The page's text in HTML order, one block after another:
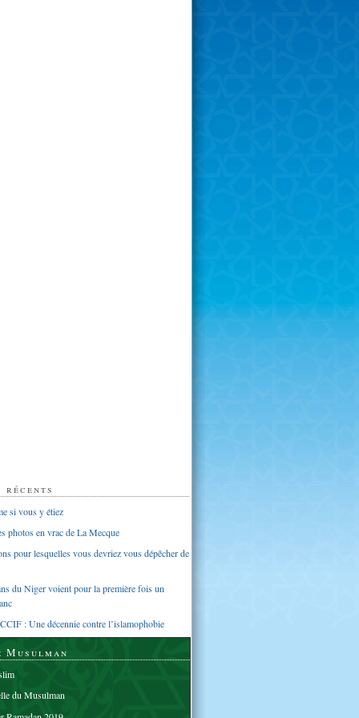
si vous y étiez
photos en vrac de La Mecque
pour lesquelles vous devriez vous dépêcher de
du Niger voient pour la première fois un
: Une décennie contre l’islamophobie
Musulman
du Musulman